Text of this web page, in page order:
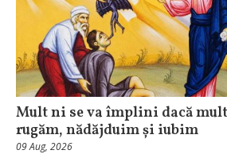
Mult ni se va împlini dacă
rugăm, nădăjduim și iubim
09 Aug, 2026